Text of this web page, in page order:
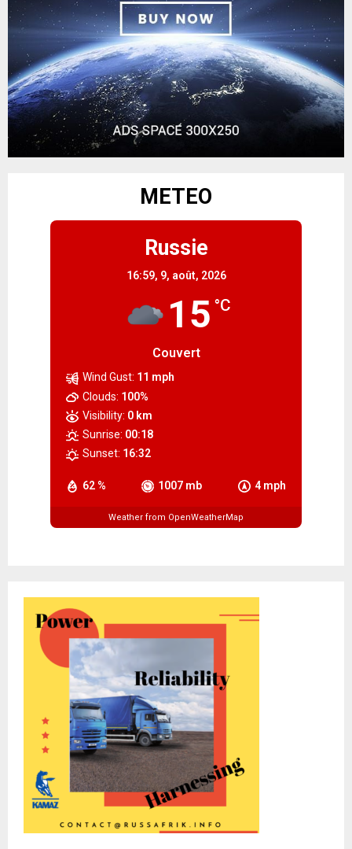
METEO
Russie
16:59, 9, août, 2026
15 °C
Couvert
62 % 1007 mb 4 mph
Wind Gust: 11 mph
Clouds: 100%
Visibility: 0 km
Sunrise: 00:18
Sunset: 16:32
Weather from OpenWeatherMap